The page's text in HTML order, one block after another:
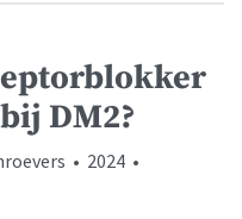
DM2?
• 2024 •